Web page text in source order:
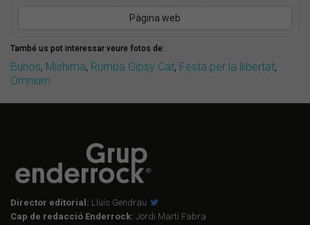
Pàgina web
També us pot interessar veure fotos de:
Buhos, Mishima, Rumba Gipsy Cat, Festa per la llibertat,
Omnium
Director editorial: Lluís Gendrau
Cap de redacció Enderrock: Jordi Martí Fabra